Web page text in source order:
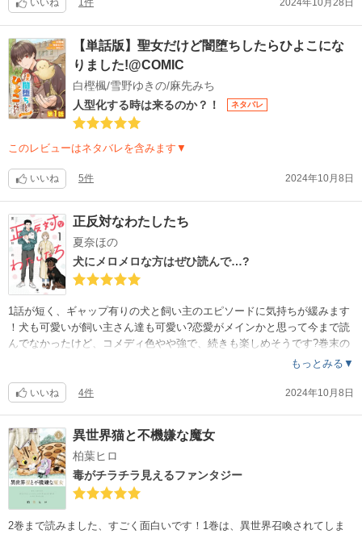
いいね 1件 2024年10月28日
【単話版】聖女だけど闇堕ちしたらひよこにな
りました!@COMIC
白樫楓/雪野ゆきの/麻先みち
人型化する時は来るのか？！
ネタバレ
このレビューはネタバレを含みます▼
いいね 5件 2024年10月8日
正反対なわたしたち
夏奈ほの
犬にメロメロな方はぜひ読んで…?
1話が短く、ギャップ有りの犬と飼い主のエピソードに気持ちが緩みます
！犬も可愛いが飼い主さん達も可愛い?恋愛がメインかと思って今まで読
んでなかったけど、コメディ色やや強で、続きも楽しめそうです?巻末の
作者さんのコメントを読んで納得♦犬を飼っている人も飼っていない人も
もっと読みたい！）
もっとみる▼
いいね 4件 2024年10月8日
異世界猫と不機嫌な魔女
柏葉ヒロ
毒がチラチラ見えるファンタジー
2巻まで読みました、すごく面白いです！1巻は、異世界召喚されてしま